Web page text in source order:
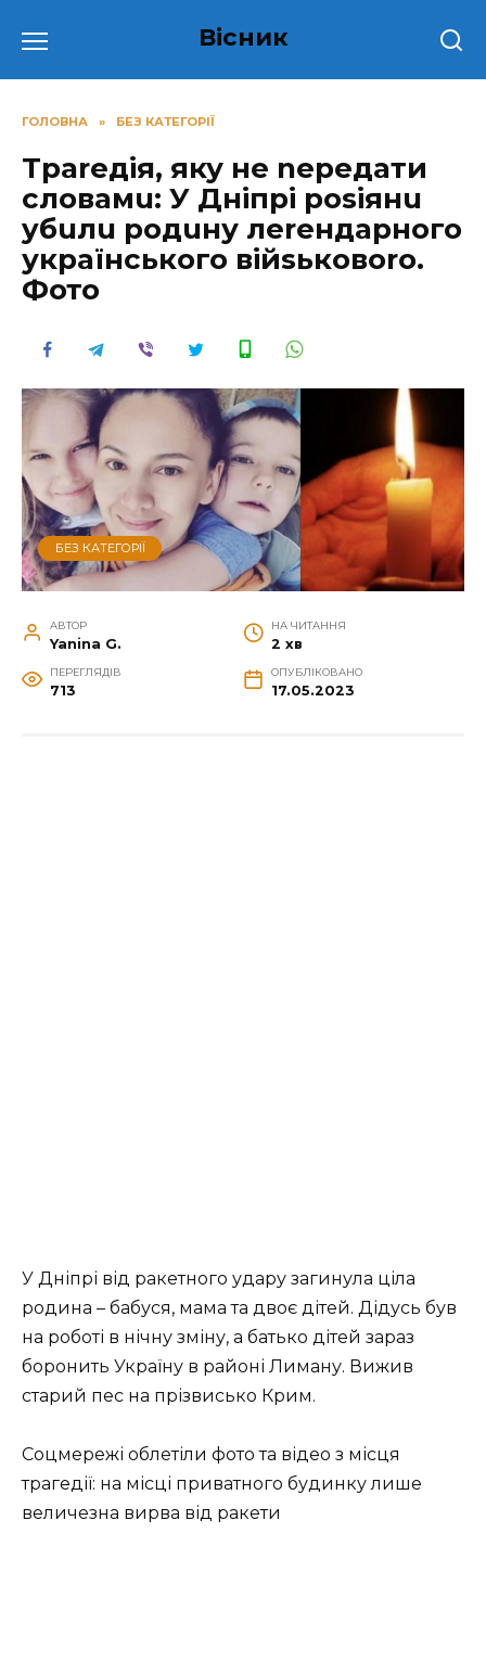
до
Вісник
ГОЛОВНА » БЕЗ КАТЕГОРІЇ
Тpаrедiя, яку не nередати
словамu: У Дніпрі роsіянu
yбuлu родuну леrендарного
українського війsьковоrо.
Фото
БЕЗ КАТЕГОРІЇ
АВТОР
Yanina G.
НА ЧИТАННЯ
2 хв
ПЕРЕГЛЯДІВ
713
ОПУБЛІКОВАНО
17.05.2023
У Дніпрі від ракетного удару загинула ціла
родина – бабуся, мама та двоє дітей. Дідусь був
на роботі в нічну зміну, а батько дітей зараз
боронить Україну в районі Лиману. Вижив
старий пес на прізвисько Крим.
Соцмережі облетіли фото та відео з місця
трагедії: на місці приватного будинку лише
величезна вирва від ракети